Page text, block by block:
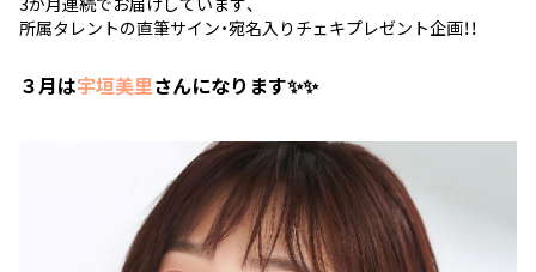
所属タレントの直筆サイン・宛名入りチェキプレゼント企画！！
３月は宇垣美里さんになります✨✨